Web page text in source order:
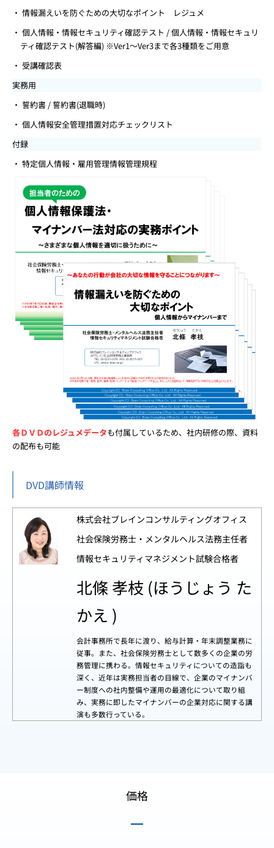
情報漏えいを防ぐための大切なポイント レジュメ
個人情報・情報セキュリティ確認テスト / 個人情報・情報セキュリ
ティ確認テスト(解答編) ※Ver1～Ver3まで各3種類をご用意
受講確認表
実務用
誓約書 / 誓約書(退職時)
個人情報安全管理措置対応チェックリスト
付録
特定個人情報・雇用管理情報管理規程
各ＤＶＤのレジュメデータも付属しているため、社内研修の際、資料
の配布も可能
DVD講師情報
株式会社ブレインコンサルティングオフィス
社会保険労務士・メンタルヘルス法務主任者
情報セキュリティマネジメント試験合格者
北條 孝枝 (ほうじょう た
かえ )
会計事務所で長年に渡り、給与計算・年末調整業務に
従事。また、社会保険労務士として数多くの企業の労
務管理に携わる。情報セキュリティについての造詣も
深く、近年は実務担当者の目線で、企業のマイナンバ
ー制度への社内整備や運用の最適化について取り組
み、実務に即したマイナンバーの企業対応に関する講
演も多数行っている。
価格